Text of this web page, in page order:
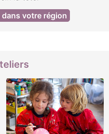
votre région